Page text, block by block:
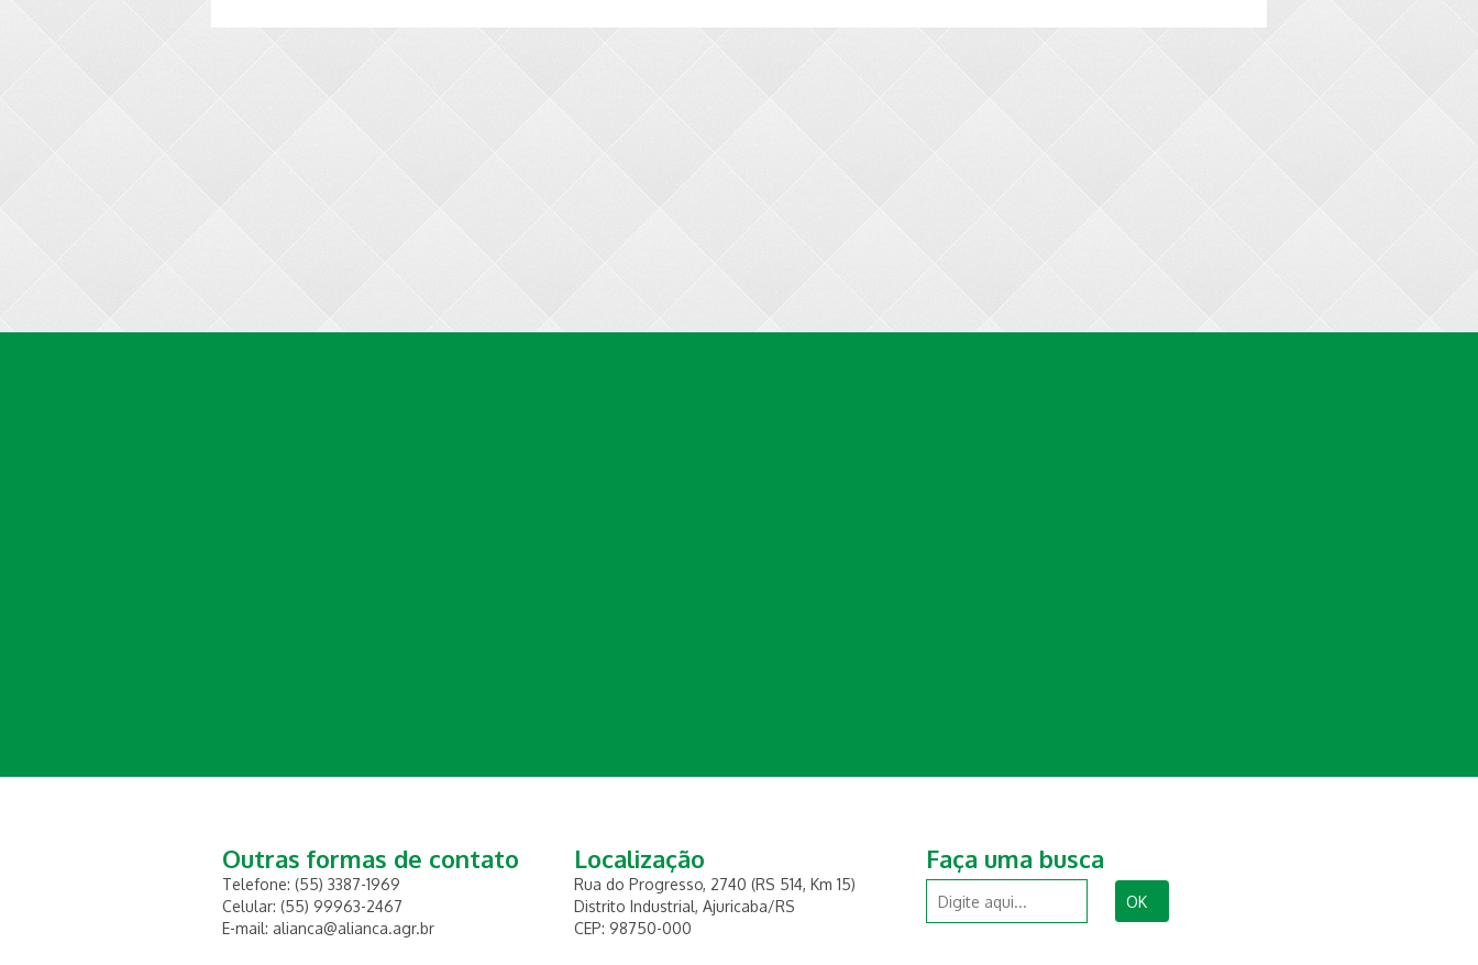
Outras formas de contato
Telefone: (55) 3387-1969
Celular: (55) 99963-2467
E-mail: alianca@alianca.agr.br
Localização
Rua do Progresso, 2740 (RS 514, Km 15)
Distrito Industrial, Ajuricaba/RS
CEP: 98750-000
Faça uma busca